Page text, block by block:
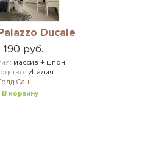
Ducale
190 руб.
массив + шпон
Италия
Сан
В корзину